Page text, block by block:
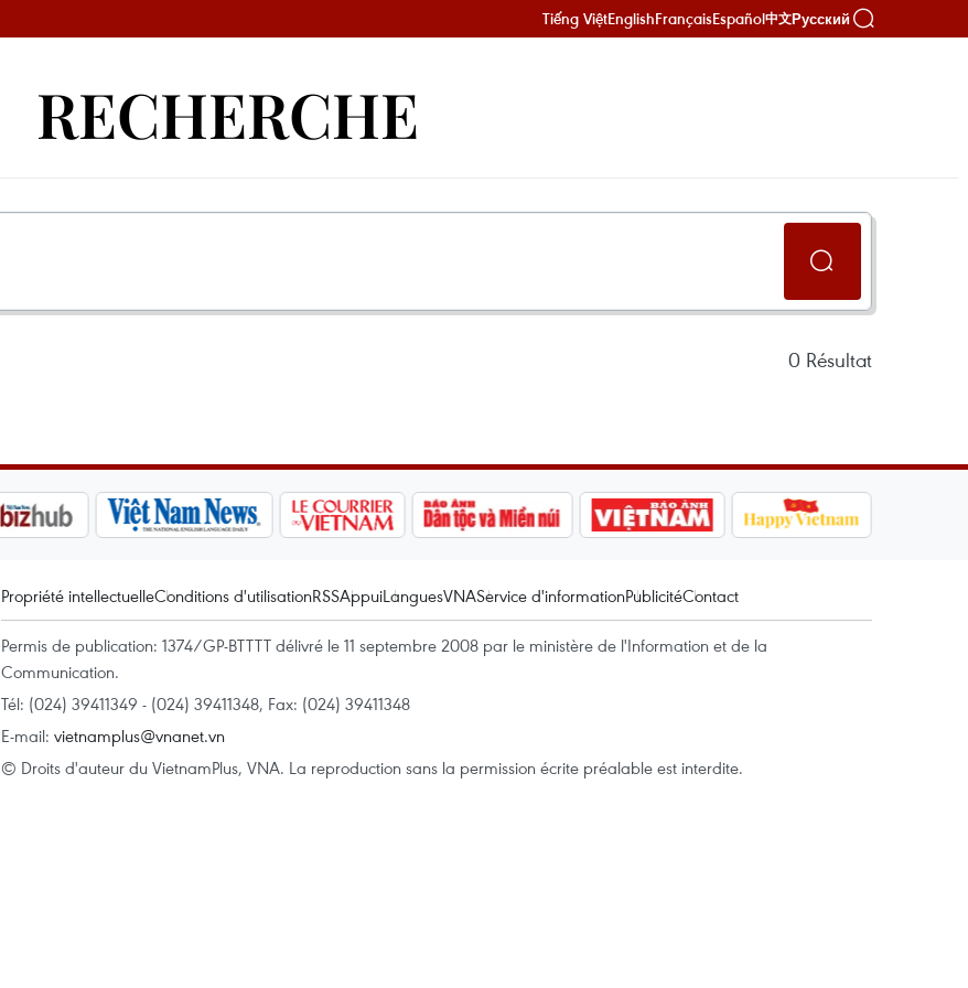
Tiếng ViệtEnglishFrançaisEspañol中文Русский
RECHERCHE
0 Résultat
Propriété intellectuelleConditions d'utilisationRSSAppuiLanguesVNAService d'informationPublicitéContact
Permis de publication: 1374/GP-BTTTT délivré le 11 septembre 2008 par le ministère de l'Information et de la
Communication.
Tél: (024) 39411349 - (024) 39411348, Fax: (024) 39411348
E-mail: vietnamplus@vnanet.vn
© Droits d'auteur du VietnamPlus, VNA. La reproduction sans la permission écrite préalable est interdite.